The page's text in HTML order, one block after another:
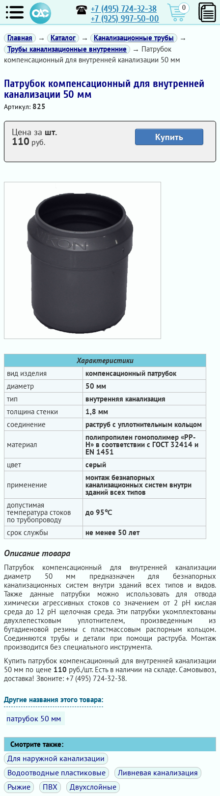
+7 (495) 724-32-38
+7 (925) 997-50-00
0
Главная → Каталог → Канализационные трубы
→
Трубы канализационные внутренние
→ Патрубок
компенсационный для внутренней канализации 50 мм
Патрубок компенсационный для внутренней
канализации 50 мм
Артикул: 825
Характеристики
вид изделия
компенсационный патрубок
диаметр
50 мм
тип
внутренняя канализация
толщина стенки
1,8 мм
соединение
раструб с уплотнительным кольцом
материал
полипропилен гомополимер «PP-
H» в соответствии с ГОСТ 32414 и
EN 1451
цвет
серый
применение
монтаж безнапорных
канализационных систем внутри
зданий всех типов
допустимая
температура стоков
по трубопроводу
до 95℃
срок службы не менее 50 лет
Купить
Цена за шт.
110 руб.
Описание товара
Патрубок компенсационный для внутренней канализации
диаметр 50 мм предназначен для безнапорных
канализационных систем внутри зданий всех типов и видов.
Также данные патрубки можно использовать для отвода
химически агрессивных стоков со значением от 2 рН кислая
среда до 12 рН щелочная среда. Эти патрубки укомплектованы
двухлепестковым уплотнителем, произведенным из
бутадиеновой резины с пластмассовым распорным кольцом.
Соединяются трубы и детали при помощи раструба. Монтаж
производится без специального инструмента.
Купить патрубок компенсационный для внутренней канализации
50 мм по цене 110 руб./шт. Есть в наличии на складе. Самовывоз,
доставка! Звоните: +7 (495) 724-32-38.
Другие названия этого товара:
патрубок 50 мм
Смотрите также:
Для наружной канализации
Водоотводные пластиковые
Ливневая канализация
Рыжие
ПВХ Двухслойные